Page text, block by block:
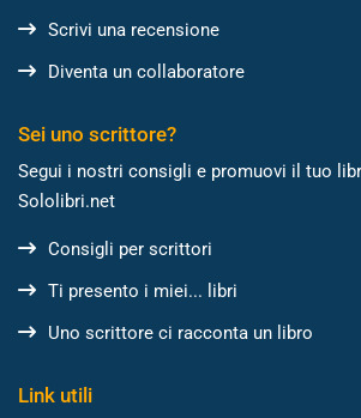
Scrivi una recensione
Diventa un collaboratore
Sei uno scrittore?
Segui i nostri consigli e promuovi il tuo
Sololibri.net
Consigli per scrittori
Ti presento i miei... libri
Uno scrittore ci racconta un libro
Link utili